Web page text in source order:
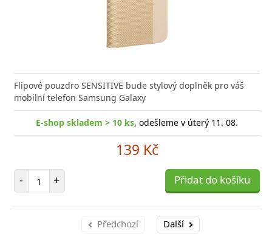
Flipové pouzdro SENSITIVE bude stylový doplněk pro váš
mobilní telefon Samsung Galaxy
E-shop skladem > 10 ks, odešleme v úterý 11. 08.
139 Kč
- Počet položek
+ Přidat do košíku
Předchozí Další